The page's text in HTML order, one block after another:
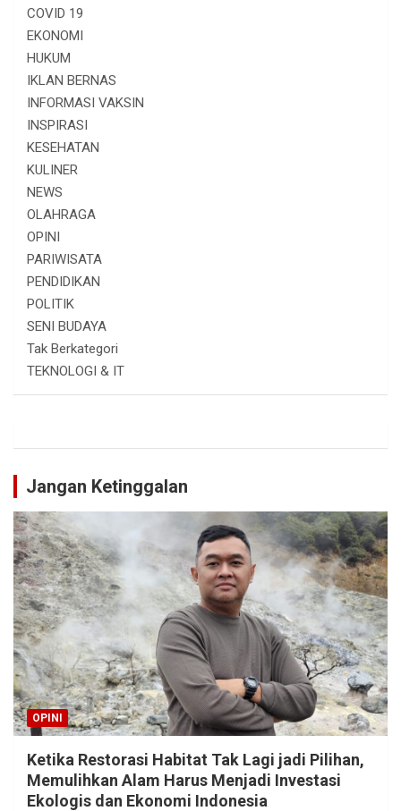
COVID 19
EKONOMI
HUKUM
IKLAN BERNAS
INFORMASI VAKSIN
INSPIRASI
KESEHATAN
KULINER
NEWS
OLAHRAGA
OPINI
PARIWISATA
PENDIDIKAN
POLITIK
SENI BUDAYA
Tak Berkategori
TEKNOLOGI & IT
Jangan Ketinggalan
OPINI
Ketika Restorasi Habitat Tak Lagi jadi Pilihan,
Memulihkan Alam Harus Menjadi Investasi
Ekologis dan Ekonomi Indonesia